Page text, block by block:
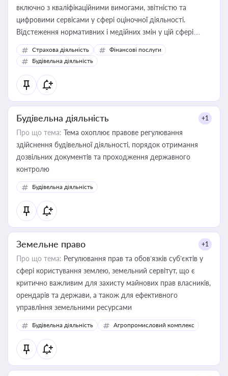
включно з кваліфікаційними вимогами, звітністю та
цифровими сервісами у сфері оціночної діяльності.
Відстеження нормативних і медійних змін у цій сфері
корисне для власника бізнесу, керівника, юриста або
бухгалтера під час оподаткування, приватизації, оренди
державного майна, корпоративних угод і перевірки
статусу суб'єктів оціночної діяльності
Страхова діяльність
Фінансові послуги
Будівельна діяльність
Будівельна діяльність +1
Про що тема: Тема охоплює правове регулювання
здійснення будівельної діяльності, порядок отримання
дозвільних документів та проходження державного
контролю
Будівельна діяльність
Земельне право +1
Про що тема: Регулювання прав та обов’язків суб’єктів у
сфері користування землею, земельний сервітут, що є
критично важливим для захисту майнових прав власників,
орендарів та держави, а також для ефективного
управління земельними ресурсами
Будівельна діяльність Агропромисловий комплекс